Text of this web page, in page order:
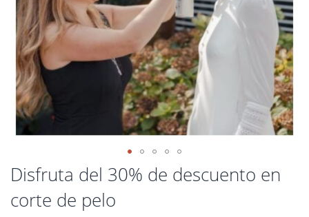
Disfruta del 30% de descuento en
corte de pelo
Saltar
al
comienzo
de